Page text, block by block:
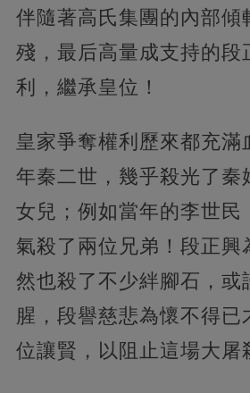
伴隨著高氏集團的內部傾
殘，最后高量成支持的段
利，繼承皇位！
皇家爭奪權利歷來都充滿
年秦二世，幾乎殺光了秦
女兒；例如當年的李世民
氣殺了兩位兄弟！段正興
然也殺了不少絆腳石，或
腥，段譽慈悲為懷不得已
位讓賢，以阻止這場大屠